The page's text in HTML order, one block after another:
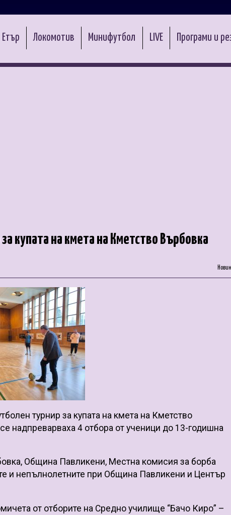
Етър Локомотив Минифутбол LIVE Програми и
купата на кмета на Кметство Върбовка
турнир за купата на кмета на Кметство
надпреварваха 4 отбора от ученици до 13-годишна
Община Павликени, Местна комисия за борба
и непълнолетните при Община Павликени и Център
от отборите на Средно училище “Бачо Киро” –